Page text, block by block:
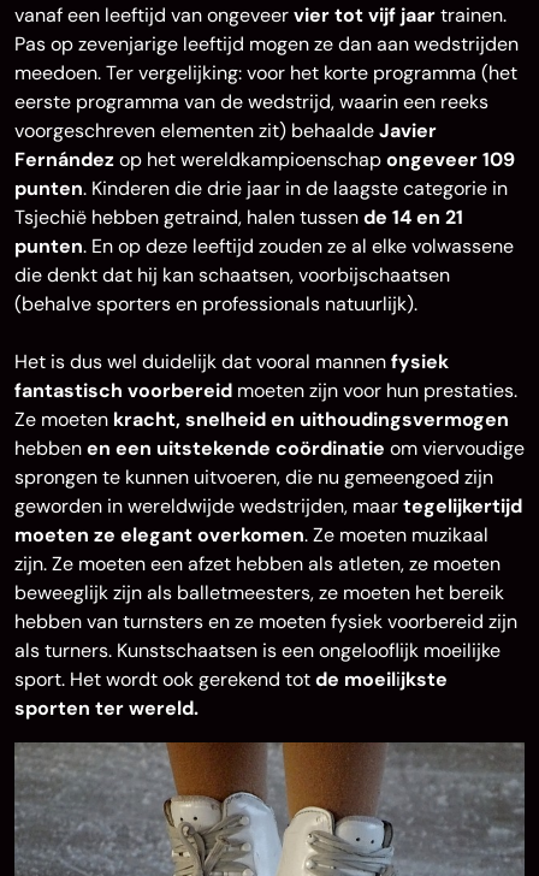
vanaf een leeftijd van ongeveervier tot vijf jaartrainen.
Pas op zevenjarige leeftijd mogen ze dan aan wedstrijden
meedoen. Ter vergelijking: voor het korte programma (het
eerste programma van de wedstrijd, waarin een reeks
voorgeschreven elementen zit) behaaldeJavier
Fernándezop het wereldkampioenschapongeveer 109
punten. Kinderen die drie jaar in de laagste categorie in
Tsjechië hebben getraind, halen tussende 14 en 21
punten. En op deze leeftijd zouden ze al elke volwassene
die denkt dat hij kan schaatsen, voorbijschaatsen
(behalve sporters en professionals natuurlijk).
Het is dus wel duidelijk dat vooral mannenfysiek
fantastisch voorbereid moeten zijn voor hun prestaties.
Ze moeten kracht, snelheid en uithoudingsvermogen
hebbenen een uitstekende coördinatie om viervoudige
sprongen te kunnen uitvoeren, die nu gemeengoed zijn
geworden in wereldwijde wedstrijden, maartegelijkertijd
moeten ze elegant overkomen. Ze moeten muzikaal
zijn. Ze moeten een afzet hebben als atleten, ze moeten
beweeglijk zijn als balletmeesters, ze moeten het bereik
hebben van turnsters en ze moeten fysiek voorbereid zijn
als turners. Kunstschaatsen is een ongelooflijk moeilijke
sport. Het wordt ook gerekend totde moeilijkste
sporten ter wereld.